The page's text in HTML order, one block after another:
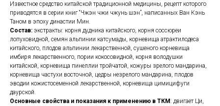
Известное средство китайской традиционной медицины, рецепт которого
приводятся в серии книг “Чжэн чжи чжунь шэн”, написанных Ван Кэнь
Таном в эпоху династии Мин.
Состав: экстракты: корня дудника китайского, корня соссюреи
лопуховидной, семян альпинии катсумады, корневища атрактилодеса
китайского, плодов альпинии лекарственной, сушеного корневища
имбиря лекарственного, пории кокосовидной, корня володушки
китайской, корневища пинеллии тройчатой, кожуры зрелого мандарина,
корневища частухи восточной, цедры незрелого мандарина, плодов
эводии кожистосеменной лекарственной, корневища цимицифуги
даурской.
Основные свойства и показания к применению в ТКМ: двигает Ци,